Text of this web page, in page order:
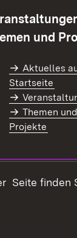
und
Aktuelles
Startseite
Themen und
Projekte
Seite finden